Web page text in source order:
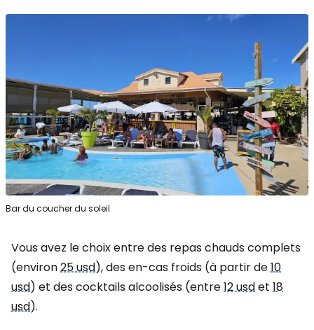
Bar du coucher du soleil
Vous avez le choix entre des repas chauds complets
(environ25 usd), des en-cas froids (à partir de10
usd) et des cocktails alcoolisés (entre12 usdet 18
usd).